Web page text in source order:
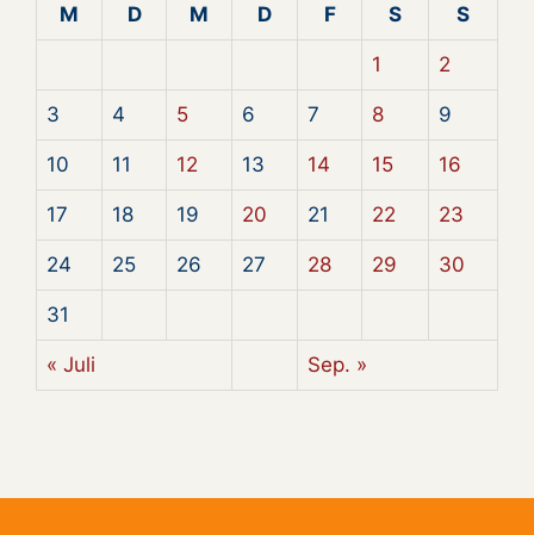
M
D M D F S S
1 2
3 4 5 6 7 8 9
10 11 12 13 14 15 16
17 18 19 20 21 22 23
24 25 26 27 28 29 30
31
« Juli Sep. »